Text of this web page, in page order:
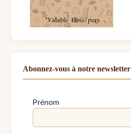
Abonnez-vous à notre newsletter
Prénom